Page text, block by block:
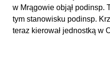
w Mrągowie objął podinsp.
tym stanowisku podinsp.
teraz kierował jednostką w